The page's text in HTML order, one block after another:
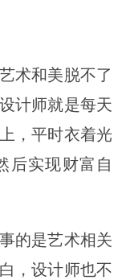
术和美脱不了
计师就是每天
，平时衣着光
后实现财富自
的是艺术相关
，设计师也不